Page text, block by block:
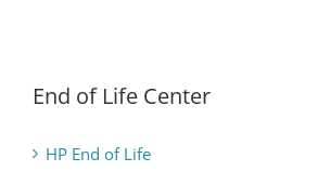
End of Life Center
HP End of Life